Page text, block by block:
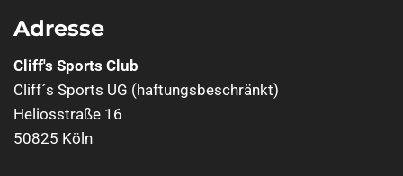
Adresse
Cliff's Sports Club
Cliff´s Sports UG (haftungsbeschränkt)
Heliosstraße 16
50825 Köln